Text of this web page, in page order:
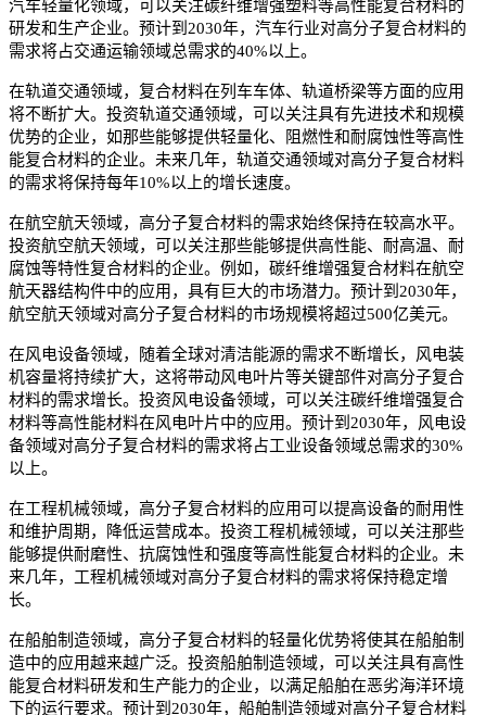
汽车轻量化领域，可以关注碳纤维增强塑料等高性能复合材料的
研发和生产企业。预计到2030年，汽车行业对高分子复合材料的
需求将占交通运输领域总需求的40%以上。
在轨道交通领域，复合材料在列车车体、轨道桥梁等方面的应用
将不断扩大。投资轨道交通领域，可以关注具有先进技术和规模
优势的企业，如那些能够提供轻量化、阻燃性和耐腐蚀性等高性
能复合材料的企业。未来几年，轨道交通领域对高分子复合材料
的需求将保持每年10%以上的增长速度。
在航空航天领域，高分子复合材料的需求始终保持在较高水平。
投资航空航天领域，可以关注那些能够提供高性能、耐高温、耐
腐蚀等特性复合材料的企业。例如，碳纤维增强复合材料在航空
航天器结构件中的应用，具有巨大的市场潜力。预计到2030年，
航空航天领域对高分子复合材料的市场规模将超过500亿美元。
在风电设备领域，随着全球对清洁能源的需求不断增长，风电装
机容量将持续扩大，这将带动风电叶片等关键部件对高分子复合
材料的需求增长。投资风电设备领域，可以关注碳纤维增强复合
材料等高性能材料在风电叶片中的应用。预计到2030年，风电设
备领域对高分子复合材料的需求将占工业设备领域总需求的30%
以上。
在工程机械领域，高分子复合材料的应用可以提高设备的耐用性
和维护周期，降低运营成本。投资工程机械领域，可以关注那些
能够提供耐磨性、抗腐蚀性和强度等高性能复合材料的企业。未
来几年，工程机械领域对高分子复合材料的需求将保持稳定增
长。
在船舶制造领域，高分子复合材料的轻量化优势将使其在船舶制
造中的应用越来越广泛。投资船舶制造领域，可以关注具有高性
能复合材料研发和生产能力的企业，以满足船舶在恶劣海洋环境
下的运行要求。预计到2030年，船舶制造领域对高分子复合材料